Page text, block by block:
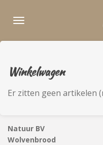
direct
Winkelwagen
Er zitten geen artikelen
Natuur BV
Wolvenbrood